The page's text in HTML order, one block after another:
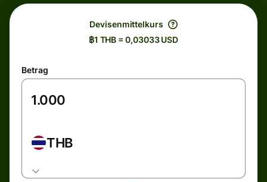
Devisenmittelkurs
฿1 THB = 0,03033 USD
Betrag
THB